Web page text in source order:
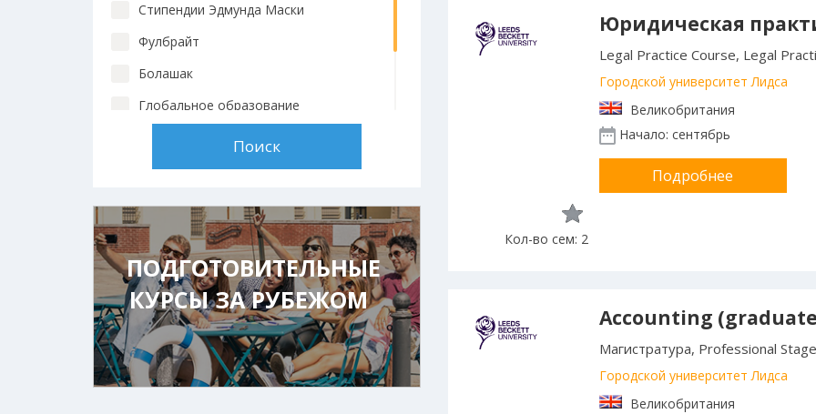
Стипендии Эдмунда Маски
Фулбрайт
Болашак
Глобальное образование
Стипендии вузов
ПОДГОТОВИТЕЛЬНЫЕ
КУРСЫ ЗА РУБЕЖОМ
Юридическая
Legal Practice Course, Legal
Городской университет Лидса
Великобритания
Начало: сентябрь
Подробнее
Кол-во сем: 2
Accounting
Магистратура, Professional Stage
Городской университет Лидса
Великобритания